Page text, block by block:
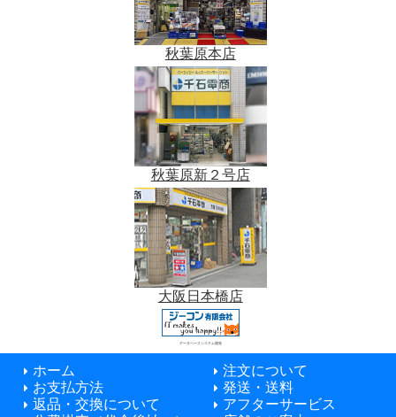
秋葉原本店
秋葉原新２号店
大阪日本橋店
データベースシステム開発
ホーム
注文について
お支払方法
発送・送料
返品・交換について
アフターサービス